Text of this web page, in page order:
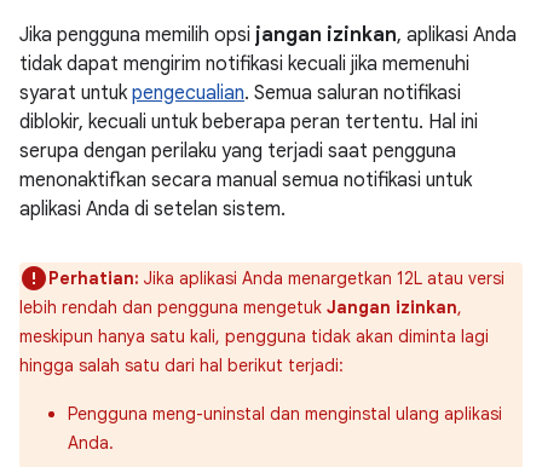
Jika pengguna memilih opsi jangan izinkan, aplikasi Anda
tidak dapat mengirim notifikasi kecuali jika memenuhi
syarat untuk pengecualian. Semua saluran notifikasi
diblokir, kecuali untuk beberapa peran tertentu. Hal ini
serupa dengan perilaku yang terjadi saat pengguna
menonaktifkan secara manual semua notifikasi untuk
aplikasi Anda di setelan sistem.
Perhatian: Jika aplikasi Anda menargetkan 12L atau versi
lebih rendah dan pengguna mengetuk Jangan izinkan,
meskipun hanya satu kali, pengguna tidak akan diminta lagi
hingga salah satu dari hal berikut terjadi:
Pengguna meng-uninstal dan menginstal ulang aplikasi
Anda.